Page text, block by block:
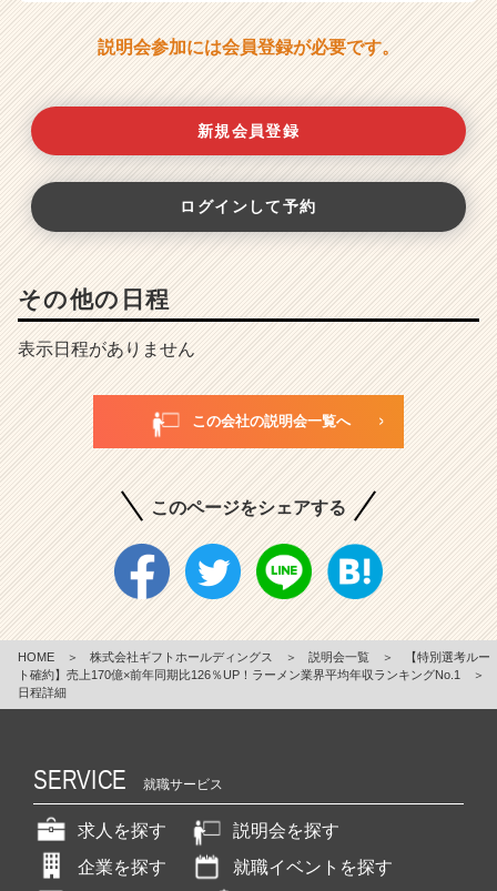
説明会参加には会員登録が必要です。
新規会員登録
ログインして予約
その他の日程
表示日程がありません
この会社の説明会一覧へ
このページをシェアする
HOME ＞ 株式会社ギフトホールディングス ＞ 説明会一覧 ＞
【特別選考ルー
ト確約】売上170億×前年同期比126％UP！ラーメン業界平均年収ランキングNo.1
＞
日程詳細
SERVICE 就職サービス
求人を探す
説明会を探す
企業を探す
就職イベントを探す